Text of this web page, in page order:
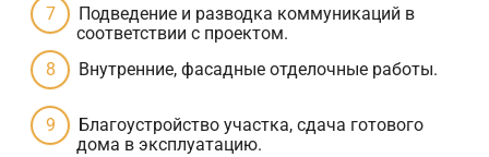
Подведение и разводка коммуникаций в
соответствии с проектом.
Внутренние, фасадные отделочные работы.
Благоустройство участка, сдача готового
дома в эксплуатацию.